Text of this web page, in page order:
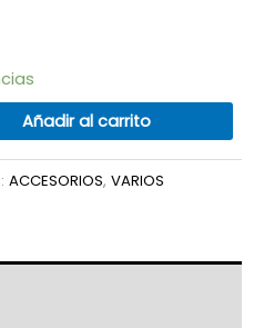
Añadir al carrito
ACCESORIOS, VARIOS